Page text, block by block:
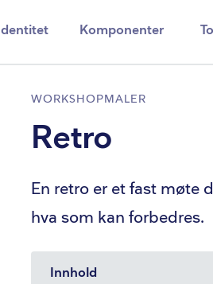
Identitet Komponenter
WORKSHOPMALER
Retro
En retro er et fast møte
hva som kan forbedres.
Innhold